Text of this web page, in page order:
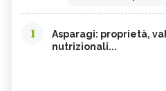
1
Asparagi: proprietà,
nutrizionali...